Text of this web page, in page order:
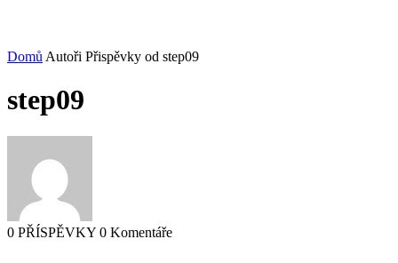
Domů Autoři Přispěvky od step09
step09
0 PŘÍSPĚVKY 0 Komentáře